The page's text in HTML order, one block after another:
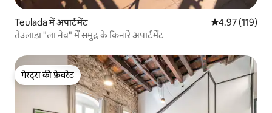
Teulada में अपार्टमेंट औसत रेटिंग 5 में से
4.97 (119)
तेउलाडा "ला नेव" में समुद्र के किनारे अपार्टमेंट
गेस्ट्स की फ़ेवरेट
गेस्ट्स की फ़ेवरेट